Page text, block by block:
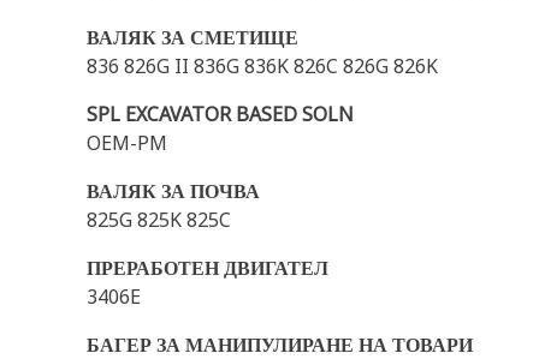
ВАЛЯК ЗА СМЕТИЩЕ
836 826G II 836G 836K 826C 826G 826K
SPL EXCAVATOR BASED SOLN
OEM-PM
ВАЛЯК ЗА ПОЧВА
825G 825K 825C
ПРЕРАБОТЕН ДВИГАТЕЛ
3406E
БАГЕР ЗА МАНИПУЛИРАНЕ НА ТОВАРИ